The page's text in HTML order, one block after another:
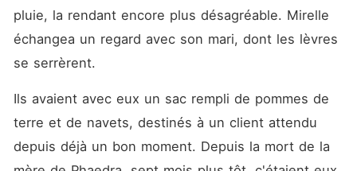
pluie, la rendant encore plus désagréable. Mirelle
échangea un regard avec son mari, dont les lèvres
se serrèrent.
Ils avaient avec eux un sac rempli de pommes de
terre et de navets, destinés à un client attendu
depuis déjà un bon moment. Depuis la mort de la